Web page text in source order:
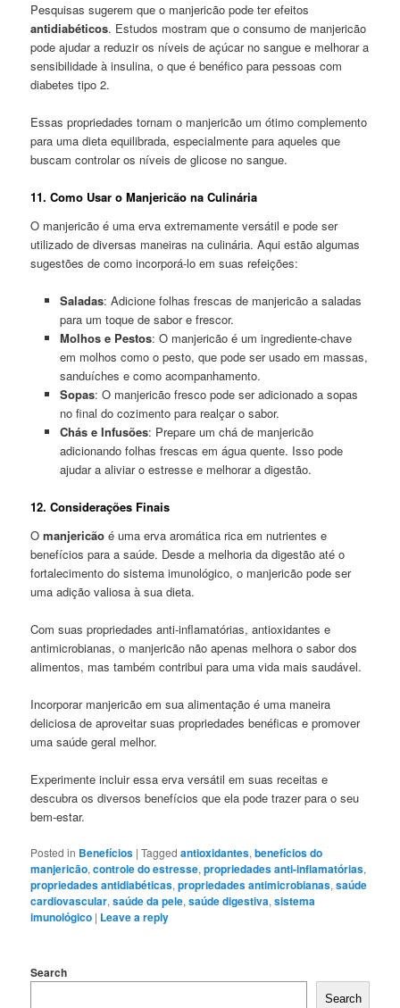
Pesquisas sugerem que o manjericão pode ter efeitos
antidiabéticos. Estudos mostram que o consumo de manjericão
pode ajudar a reduzir os níveis de açúcar no sangue e melhorar a
sensibilidade à insulina, o que é benéfico para pessoas com
diabetes tipo 2.
Essas propriedades tornam o manjericão um ótimo complemento
para uma dieta equilibrada, especialmente para aqueles que
buscam controlar os níveis de glicose no sangue.
11. Como Usar o Manjericão na Culinária
O manjericão é uma erva extremamente versátil e pode ser
utilizado de diversas maneiras na culinária. Aqui estão algumas
sugestões de como incorporá-lo em suas refeições:
Saladas: Adicione folhas frescas de manjericão a saladas
para um toque de sabor e frescor.
Molhos e Pestos: O manjericão é um ingrediente-chave
em molhos como o pesto, que pode ser usado em massas,
sanduíches e como acompanhamento.
Sopas: O manjericão fresco pode ser adicionado a sopas
no final do cozimento para realçar o sabor.
Chás e Infusões: Prepare um chá de manjericão
adicionando folhas frescas em água quente. Isso pode
ajudar a aliviar o estresse e melhorar a digestão.
12. Considerações Finais
Omanjericão é uma erva aromática rica em nutrientes e
benefícios para a saúde. Desde a melhoria da digestão até o
fortalecimento do sistema imunológico, o manjericão pode ser
uma adição valiosa à sua dieta.
Com suas propriedades anti-inflamatórias, antioxidantes e
antimicrobianas, o manjericão não apenas melhora o sabor dos
alimentos, mas também contribui para uma vida mais saudável.
Incorporar manjericão em sua alimentação é uma maneira
deliciosa de aproveitar suas propriedades benéficas e promover
uma saúde geral melhor.
Experimente incluir essa erva versátil em suas receitas e
descubra os diversos benefícios que ela pode trazer para o seu
bem-estar.
Posted in Benefícios |Tagged antioxidantes,benefícios do
manjericão,controle do estresse,propriedades anti-inflamatórias,
propriedades antidiabéticas,propriedades antimicrobianas,saúde
cardiovascular,saúde da pele,saúde digestiva,sistema
imunológico | Leave a reply
Search
Search